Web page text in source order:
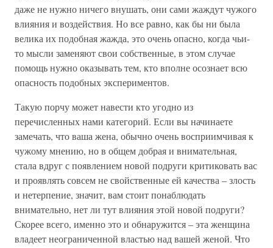
даже не нужно ничего внушать, они сами жаждут чужого
влияния и воздействия. Но все равно, как бы ни была
велика их подобная жажда, это очень опасно, когда чьи-
то мысли заменяют свои собственные, в этом случае
помощь нужно оказывать тем, кто вполне осознает всю
опасность подобных экспериментов.
Такую порчу может навести кто угодно из
перечисленных нами категорий. Если вы начинаете
замечать, что ваша жена, обычно очень восприимчивая к
чужому мнению, но в общем добрая и внимательная,
стала вдруг с появлением новой подруги критиковать вас
и проявлять совсем не свойственные ей качества – злость
и нетерпение, значит, вам стоит понаблюдать
внимательно, нет ли тут влияния этой новой подруги?
Скорее всего, именно это и обнаружится – эта женщина
владеет неограниченной властью над вашей женой. Что